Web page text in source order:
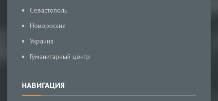
Севастополь
Новороссия
Украина
Гуманитарный центр
НАВИГАЦИЯ